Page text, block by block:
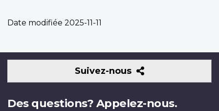
Date modifiée 2025-11-11
Suivez-nous
Suivez-
nous
Des questions? Appelez-nous.